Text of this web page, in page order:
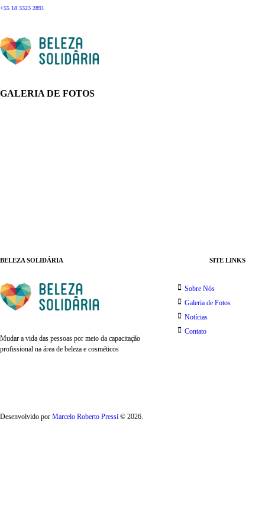
+55 18 3323 2891
GALERIA DE FOTOS
BELEZA SOLIDÁRIA
Mudar a vida das pessoas por meio da capacitação
profissional na área de beleza e cosméticos
SITE LINKS
Sobre Nós
Galeria de Fotos
Notícias
Contato
Desenvolvido por Marcelo Roberto Pressi © 2026.